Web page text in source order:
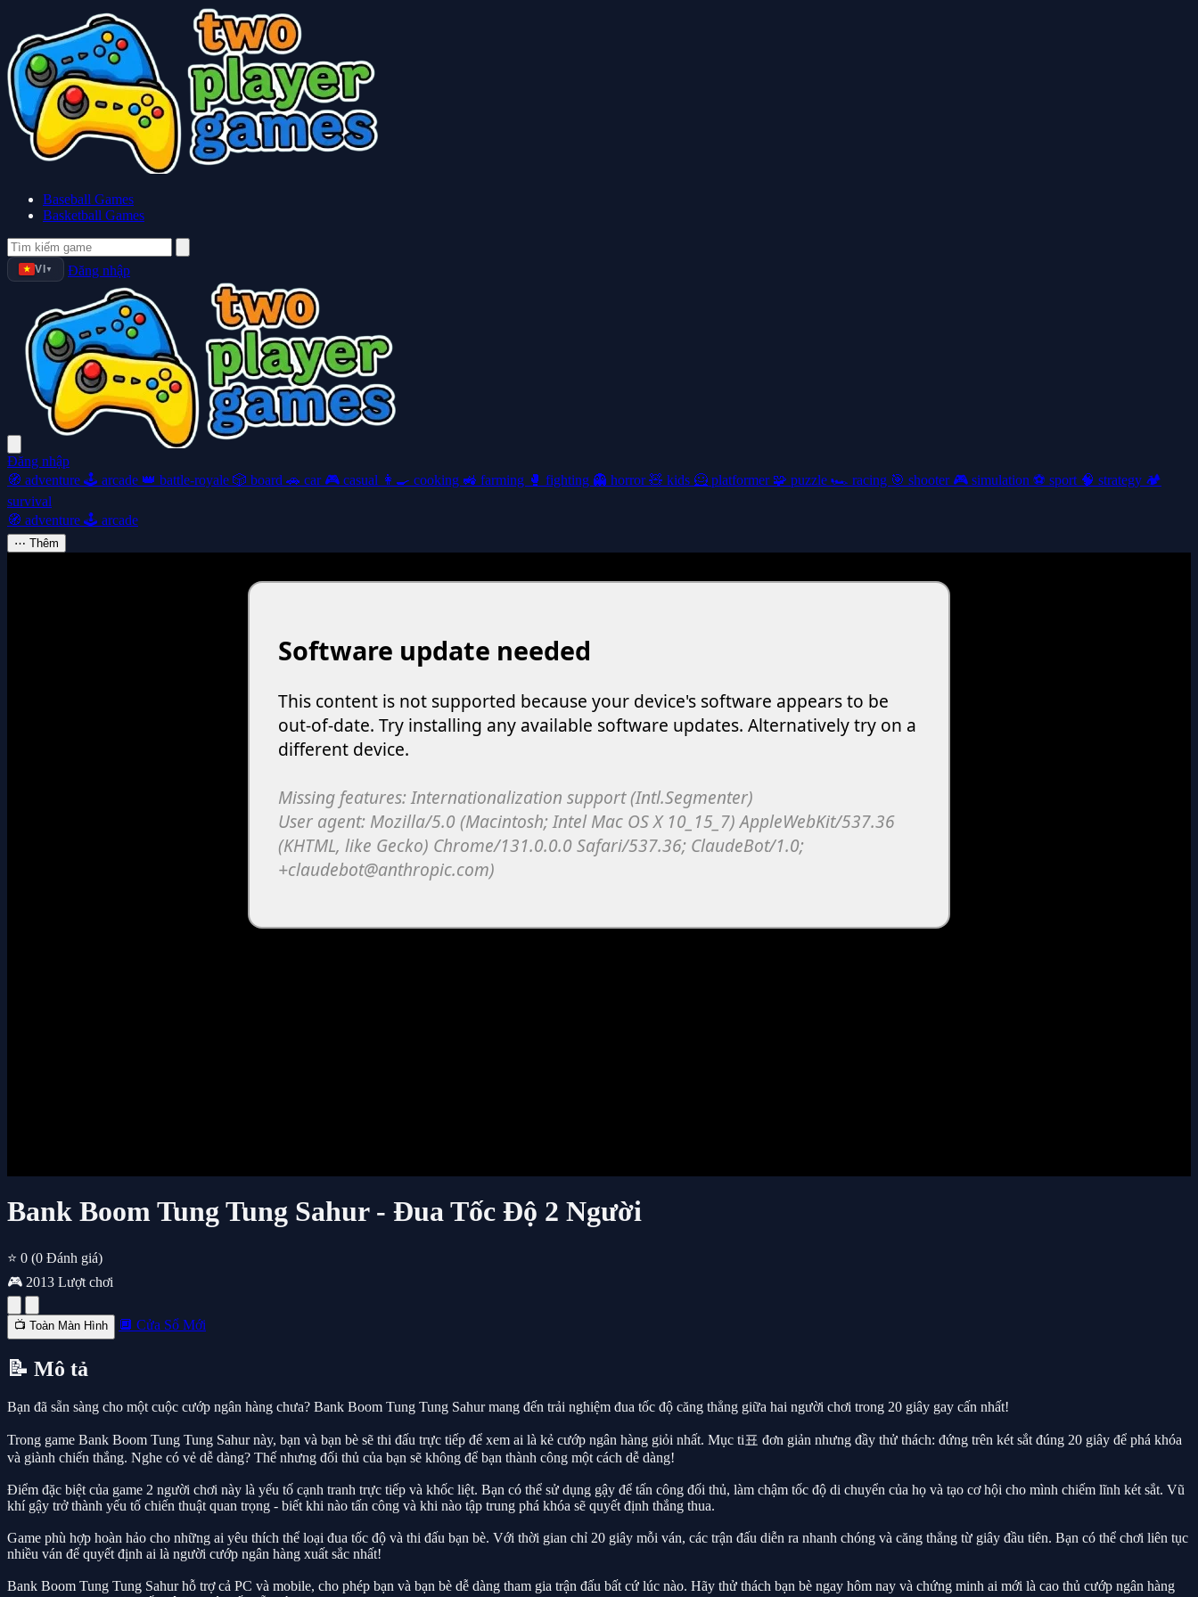
Baseball Games
Basketball Games
VI ▼ Đăng nhập
Đăng nhập
🧭 adventure 🕹️ arcade 👑 battle-royale 🎲 board 🚗 car 🎮 casual 👩‍🍳 cooking 🚜 farming 🥊 fighting 👻 horror🧸 kids 🦸 platformer 🧩 puzzle 🏎️ racing 🎯 shooter 🎮 simulation ⚽ sport 🧠 strategy 🏕️
survival
🧭 adventure 🕹️ arcade
⋯ Thêm
Bank Boom Tung Tung Sahur - Đua Tốc Độ 2 Người
⭐ 0 (0 Đánh giá)
🎮 2013 Lượt chơi
📺 Toàn Màn Hình 🔲 Cửa Sổ Mới
📝 Mô tả
Bạn đã sẵn sàng cho một cuộc cướp ngân hàng chưa? Bank Boom Tung Tung Sahur mang đến trải nghiệm đua tốc độ căng thẳng giữa hai người chơi trong 20 giây gay cấn nhất!
Trong game Bank Boom Tung Tung Sahur này, bạn và bạn bè sẽ thi đấu trực tiếp để xem ai là kẻ cướp ngân hàng giỏi nhất. Mục ti표 đơn giản nhưng đầy thử thách: đứng trên két sắt đúng 20 giây để phá khóa
và giành chiến thắng. Nghe có vẻ dễ dàng? Thế nhưng đối thủ của bạn sẽ không để bạn thành công một cách dễ dàng!
Điểm đặc biệt của game 2 người chơi này là yếu tố cạnh tranh trực tiếp và khốc liệt. Bạn có thể sử dụng gậy để tấn công đối thủ, làm chậm tốc độ di chuyển của họ và tạo cơ hội cho mình chiếm lĩnh két sắt. Vũ
khí gậy trở thành yếu tố chiến thuật quan trọng - biết khi nào tấn công và khi nào tập trung phá khóa sẽ quyết định thắng thua.
Game phù hợp hoàn hảo cho những ai yêu thích thể loại đua tốc độ và thi đấu bạn bè. Với thời gian chỉ 20 giây mỗi ván, các trận đấu diễn ra nhanh chóng và căng thẳng từ giây đầu tiên. Bạn có thể chơi liên tục
nhiều ván để quyết định ai là người cướp ngân hàng xuất sắc nhất!
Bank Boom Tung Tung Sahur hỗ trợ cả PC và mobile, cho phép bạn và bạn bè dễ dàng tham gia trận đấu bất cứ lúc nào. Hãy thử thách bạn bè ngay hôm nay và chứng minh ai mới là cao thủ cướp ngân hàng